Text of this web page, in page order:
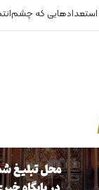
استعدادهایی که